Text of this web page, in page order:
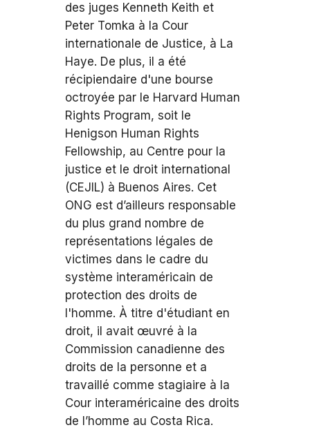
des juges Kenneth Keith et
Peter Tomka à la Cour
internationale de Justice, à La
Haye. De plus, il a été
récipiendaire d'une bourse
octroyée par le Harvard Human
Rights Program, soit le
Henigson Human Rights
Fellowship, au Centre pour la
justice et le droit international
(CEJIL) à Buenos Aires. Cet
ONG est d’ailleurs responsable
du plus grand nombre de
représentations légales de
victimes dans le cadre du
système interaméricain de
protection des droits de
l'homme. À titre d'étudiant en
droit, il avait œuvré à la
Commission canadienne des
droits de la personne et a
travaillé comme stagiaire à la
Cour interaméricaine des droits
de l’homme au Costa Rica.